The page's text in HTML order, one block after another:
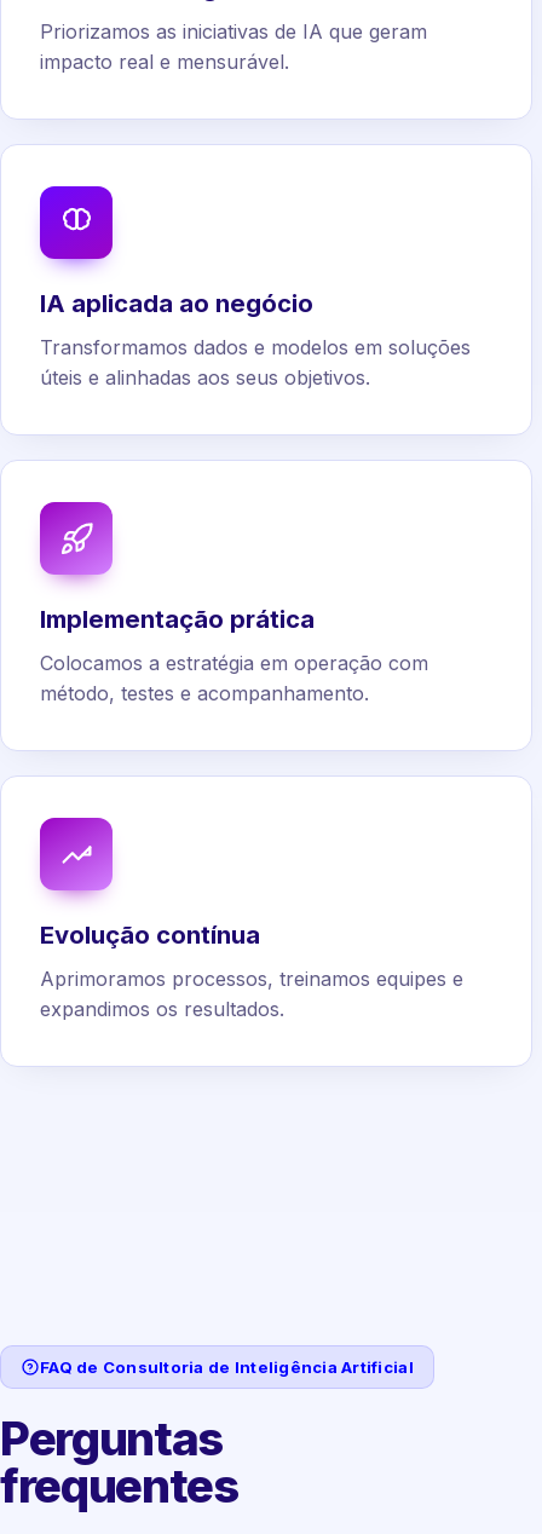
Priorizamos as iniciativas de IA que geram
impacto real e mensurável.
IA aplicada ao negócio
Transformamos dados e modelos em soluções
úteis e alinhadas aos seus objetivos.
Implementação prática
Colocamos a estratégia em operação com
método, testes e acompanhamento.
Evolução contínua
Aprimoramos processos, treinamos equipes e
expandimos os resultados.
FAQ de Consultoria de Inteligência Artificial
Perguntas
frequentes